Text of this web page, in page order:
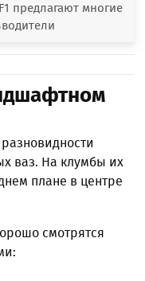
предлагают многие
ваз. На клумбы их
плане в центре
смотрятся